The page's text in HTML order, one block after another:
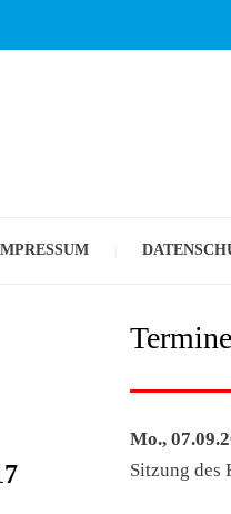
Termine
Mo.,
Sitzung des